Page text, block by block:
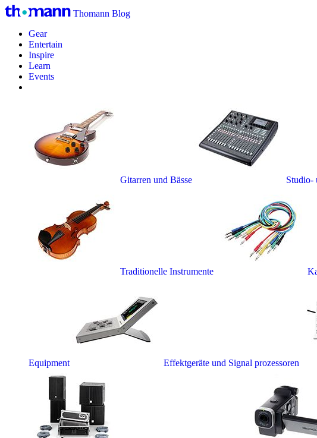
Thomann Blog
Gear
Entertain
Inspire
Learn
Events
Gitarren und Bässe Studio-
Traditionelle Instrumente
Equipment Effektgeräte und Signal prozessoren